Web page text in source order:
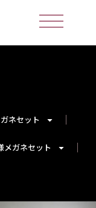
ネセット
メガネセット